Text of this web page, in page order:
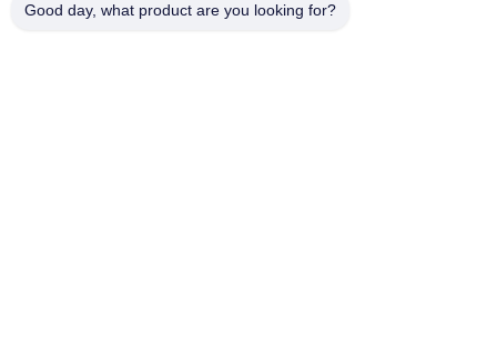
Good day, what product are you looking for?